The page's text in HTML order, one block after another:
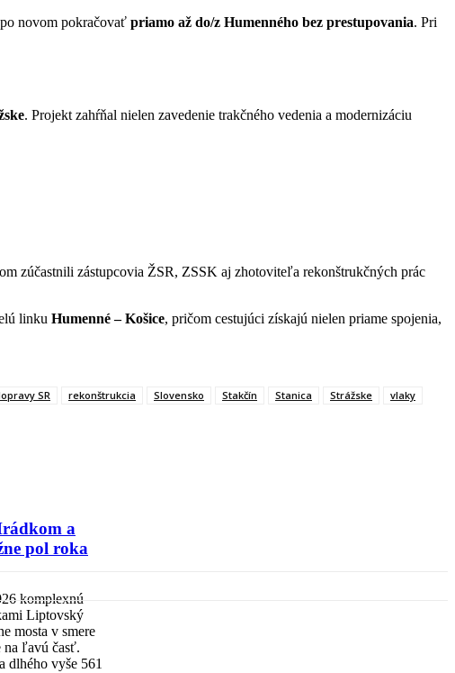
novom pokračovať priamo až do/z Humenného bez prestupovania. Pri
. Projekt zahŕňal nielen zavedenie trakčného vedenia a modernizáciu
zúčastnili zástupcovia ŽSR, ZSSK aj zhotoviteľa rekonštrukčných prác
linku Humenné – Košice, pričom cestujúci získajú nielen priame spojenia,
SR rekonštrukcia Slovensko Stakčín Stanica Strážske
vlaky
a
pol roka
komplexnú
Liptovský
mosta v smere
na ľavú časť.
dlhého vyše 561